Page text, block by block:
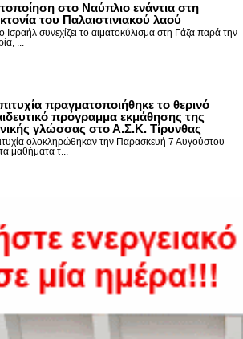
στο Ναύπλιο ενάντια στη
του Παλαιστινιακού λαού
Ισραήλ συνεχίζει το αιματοκύλισμα στη Γάζα παρά την
...
πραγματοποιήθηκε το θερινό
πρόγραμμα εκμάθησης της
γλώσσας στο Α.Σ.Κ. Τίρυνθας
ολοκληρώθηκαν την Παρασκευή 7 Αυγούστου
μαθήματα τ...